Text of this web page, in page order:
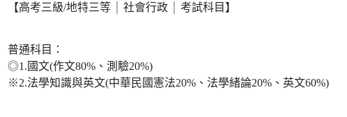
【高考三級/地特三等 ｜社會行政 ｜考試科目】
普通科目：
◎1.國文(作文80%、測驗20%)
※2.法學知識與英文(中華民國憲法20%、法學緒論20%、英文60%)